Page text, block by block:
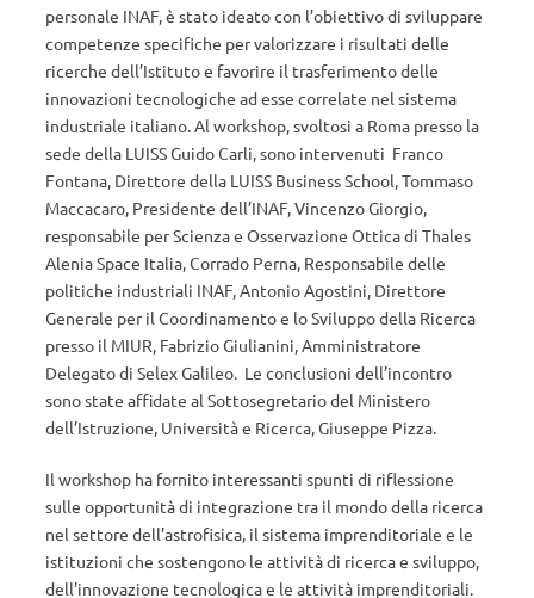
personale INAF, è stato ideato con l’obiettivo di sviluppare
competenze specifiche per valorizzare i risultati delle
ricerche dell’Istituto e favorire il trasferimento delle
innovazioni tecnologiche ad esse correlate nel sistema
industriale italiano. Al workshop, svoltosi a Roma presso la
sede della LUISS Guido Carli, sono intervenuti Franco
Fontana, Direttore della LUISS Business School, Tommaso
Maccacaro, Presidente dell’INAF, Vincenzo Giorgio,
responsabile per Scienza e Osservazione Ottica di Thales
Alenia Space Italia, Corrado Perna, Responsabile delle
politiche industriali INAF, Antonio Agostini, Direttore
Generale per il Coordinamento e lo Sviluppo della Ricerca
presso il MIUR, Fabrizio Giulianini, Amministratore
Delegato di Selex Galileo. Le conclusioni dell’incontro
sono state affidate al Sottosegretario del Ministero
dell’Istruzione, Università e Ricerca, Giuseppe Pizza.
Il workshop ha fornito interessanti spunti di riflessione
sulle opportunità di integrazione tra il mondo della ricerca
nel settore dell’astrofisica, il sistema imprenditoriale e le
istituzioni che sostengono le attività di ricerca e sviluppo,
dell’innovazione tecnologica e le attività imprenditoriali.